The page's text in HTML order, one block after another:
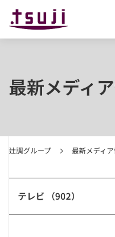
辻調グループ 最新メディ
最新メディ
テレビ （902）